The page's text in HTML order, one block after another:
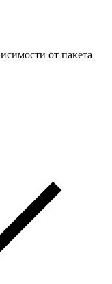
от пакета